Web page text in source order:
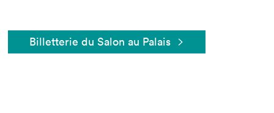
Billetterie du Salon au Palais